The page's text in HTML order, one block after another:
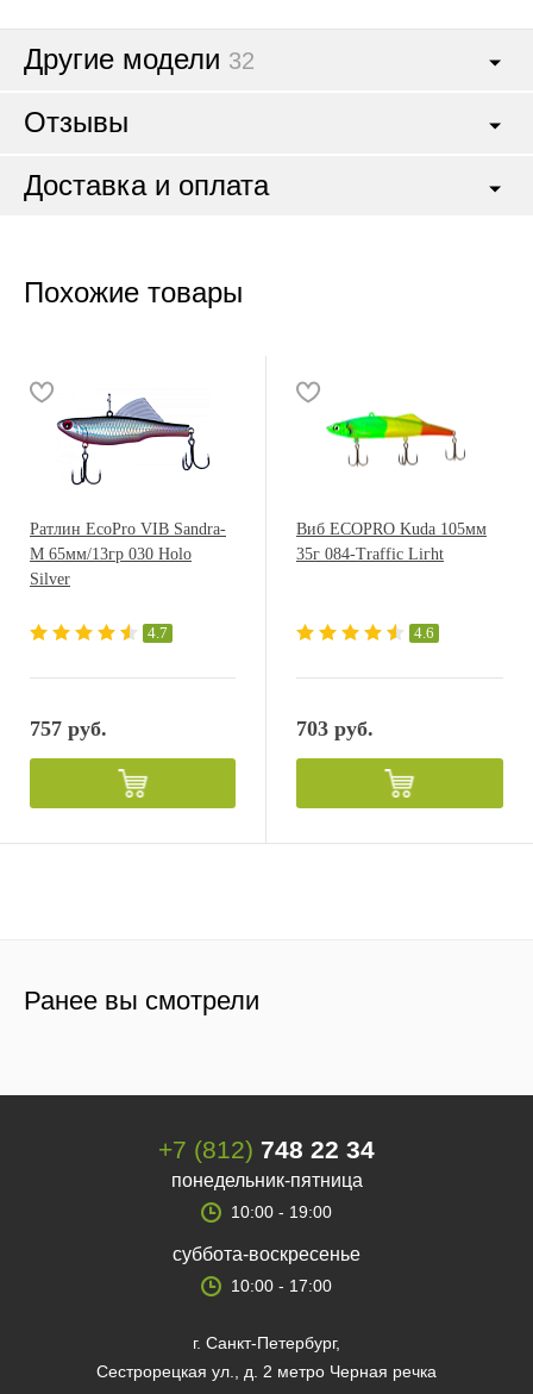
Другие модели 32
Отзывы
Доставка и оплата
Похожие товары
Ратлин EcoPro VIB Sandra-
M 65мм/13гр 030 Holo
Silver
4.7
757 руб.
Виб ECOPRO Kuda 105мм
35г 084-Traffic Liгht
4.6
703 руб.
Ранее вы смотрели
+7 (812) 748 22 34
понедельник-пятница
10:00 - 19:00
суббота-воскресенье
10:00 - 17:00
г. Санкт-Петербург,
Сестрорецкая ул., д. 2 метро Черная речка